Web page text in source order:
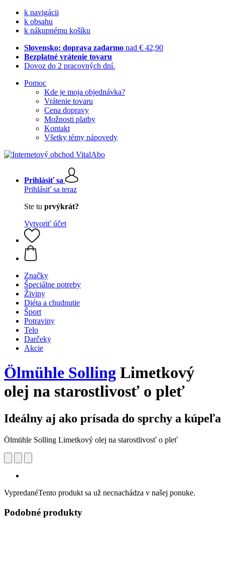
k navigácii
k obsahu
k nákupnému košíku
Slovensko: doprava zadarmo nad € 42,90
Bezplatné vrátenie tovaru
Dovoz do 2 pracovných dní.
Pomoc
Kde je moja objednávka?
Vrátenie tovaru
Cena dopravy
Možnosti platby
Kontakt
Všetky témy nápovedy
Prihlásiť sa
Prihlásiť sa teraz
Ste tu prvýkrát?
Vytvoriť účet
Značky
Špeciálne potreby
Živiny
Diéta a chudnutie
Šport
Potraviny
Telo
Darčeky
Akcie
Ölmühle Solling Limetkový
olej na starostlivosť o pleť
Ideálny aj ako prísada do sprchy a kúpeľa
Ölmühle Solling Limetkový olej na starostlivosť o pleť
VypredanéTento produkt sa už necnachádza v našej ponuke.
Podobné produkty